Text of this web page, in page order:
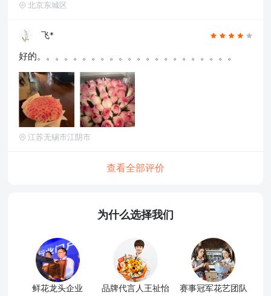
北京东城区
飞*
好的。。。。。。。。。。。。。。。。。。。。。。
江苏无锡市江阴市
查看全部评价
为什么选择我们
鲜花龙头企业 品牌代言人王祉怡 赛事冠军花艺团队